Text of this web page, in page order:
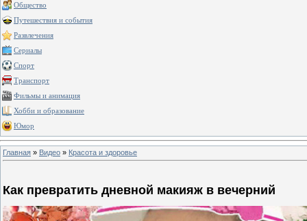
Общество
Путешествия и события
Развлечения
Сериалы
Спорт
Транспорт
Фильмы и анимация
Хобби и образование
Юмор
Главная » Видео » Красота и здоровье
Как превратить дневной макияж в вечерний